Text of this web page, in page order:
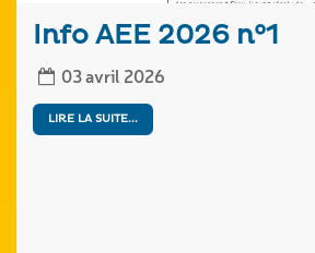
Info AEE 2026 n°1
03 avril 2026
LIRE LA SUITE...